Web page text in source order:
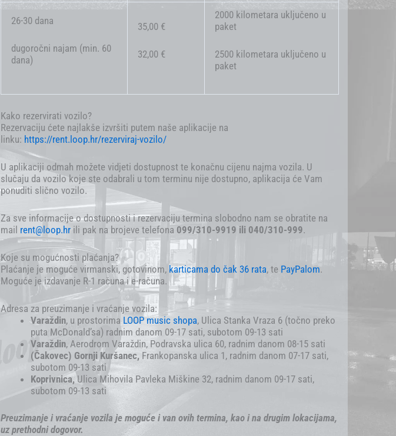
26-30 dana
dugoročni najam (min. 60
dana)
35,00 €
32,00 €
2000 kilometara uključeno u
paket
2500 kilometara uključeno u
paket
Kako rezervirati vozilo?
Rezervaciju ćete najlakše izvršiti putem naše aplikacije na
linku: https://rent.loop.hr/rezerviraj-vozilo/
U aplikaciji odmah možete vidjeti dostupnost te konačnu cijenu najma vozila. U
slučaju da vozilo koje ste odabrali u tom terminu nije dostupno, aplikacija će Vam
ponuditi slično vozilo.
Za sve informacije o dostupnosti i rezervaciju termina slobodno nam se obratite na
mail rent@loop.hr ili pak na brojeve telefona 099/310-9919 ili 040/310-999.
Koje su mogućnosti plaćanja?
Plaćanje je moguće virmanski, gotovinom, karticama do čak 36 rata, te PayPalom.
Moguće je izdavanje R-1 računa i e-računa.
Adresa za preuzimanje i vraćanje vozila:
Varaždin, u prostorima LOOP music shopa, Ulica Stanka Vraza 6 (točno preko
puta McDonald’sa) radnim danom 09-17 sati, subotom 09-13 sati
Varaždin, Aerodrom Varaždin, Podravska ulica 60, radnim danom 08-15 sati
(Čakovec) Gornji Kuršanec, Frankopanska ulica 1, radnim danom 07-17 sati,
subotom 09-13 sati
Koprivnica,Ulica Mihovila Pavleka Miškine 32, radnim danom 09-17 sati,
subotom 09-13 sati
Preuzimanje i vraćanje vozila je moguće i van ovih termina, kao i na drugim lokacijama,
uz prethodni dogovor.